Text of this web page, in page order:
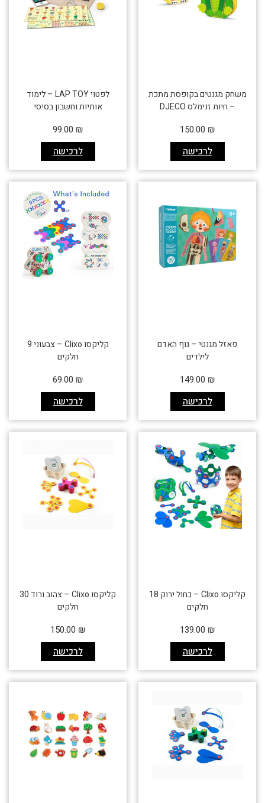
משחק מגנטים בקופסת מתכת
– חיות זנימלס DJECO
לרכישה
150.00 ₪
לפטוי LAP TOY – לימוד
אותיות וחשבון בסיסי
לרכישה
99.00 ₪
פאזל מגנטי – גוף האדם
לילדים
לרכישה
149.00 ₪
קליקסו Clixo – צבעוני 9
חלקים
לרכישה
69.00 ₪
קליקסו Clixo – כחול ירוק 18
חלקים
לרכישה
139.00 ₪
קליקסו Clixo – צהוב ורוד 30
חלקים
לרכישה
150.00 ₪